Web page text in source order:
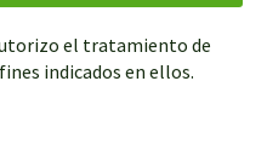
el tratamiento de
indicados en ellos.